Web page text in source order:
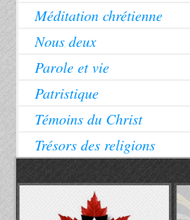
Méditation chrétienne
Nous deux
Parole et vie
Patristique
Témoins du Christ
Trésors des religions